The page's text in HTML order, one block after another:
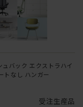
バック エクストラハイ
トなし ハンガー
受注生産品